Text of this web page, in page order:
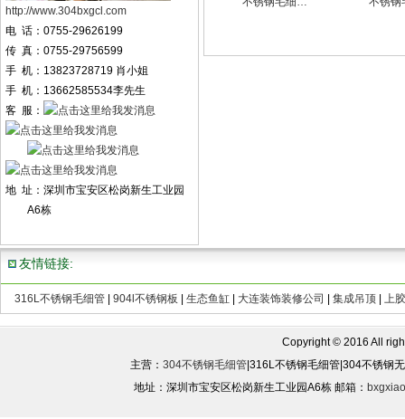
http://www.304bxgcl.com
电 话：0755-29626199
传 真：0755-29756599
手 机：13823728719 肖小姐
手 机：13662585534李先生
客 服：
地 址：深圳市宝安区松岗新生工业园
A6栋
友情链接:
316L不锈钢毛细管| 904l不锈钢板 生态鱼缸| 大连装饰装修公司 集成吊顶| 上
Copyright © 2016 All
主营： 304不锈钢毛细管|316L不锈钢毛细管|304不锈钢
地址：深圳市宝安区松岗新生工业园A6栋 邮箱：